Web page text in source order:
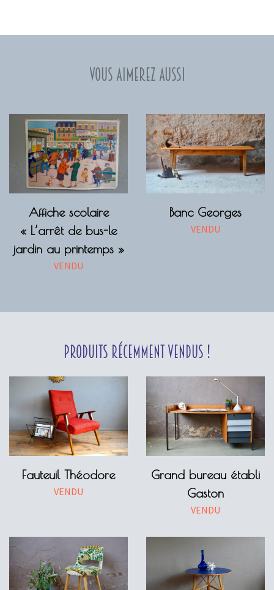
Vous aimerez aussi
Affiche scolaire
« L’arrêt de bus-le
jardin au printemps »
VENDU
Banc Georges
VENDU
Produits récemment vendus !
Fauteuil Théodore
VENDU
Grand bureau établi
Gaston
VENDU